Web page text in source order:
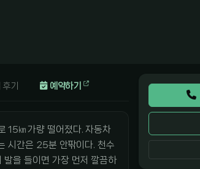
기 예약하기
15㎞가량 떨어졌다. 자동차
시간은 25분 안팎이다. 천수
발을 들이면 가장 먼저 깔끔하